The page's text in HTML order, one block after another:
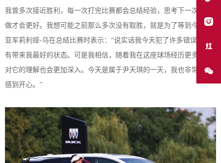
我曾多次接近胜利，每一次打完比赛都会总结经验， 思考下一次怎么
做才会更好。 我想可能之前那么多次没有取胜，就是为了等到 今天。”
亚军莉利娅-乌在总结比赛时表示： “说实话我今天犯了许多错误，
有带来我最好的状态。 可是我相信， 随着我在这座球场经历更多
对它的理解也会更加深入。今天是属于尹天琪的一天 ，我也非常
为她
感到开心。 ”